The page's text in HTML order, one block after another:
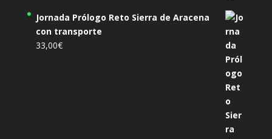
Jornada Prólogo Reto Sierra de Aracena
con transporte
33,00€